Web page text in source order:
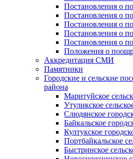
Постановления о
Постановления о
Постановления о
Постановления о
Постановления о
Положения о
Аккредитация СМИ
Памятники
Городские и сельские
района
Маритуйское
Утуликское
Слюдянское
Байкальское
Култукское
Портбайкальское
Быстринское